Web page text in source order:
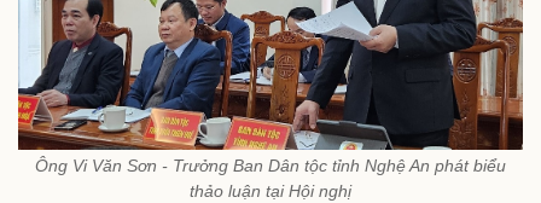
Ông Vi Văn Sơn - Trưởng Ban Dân tộc tỉnh Nghệ An phát biểu
thảo luận tại Hội nghị